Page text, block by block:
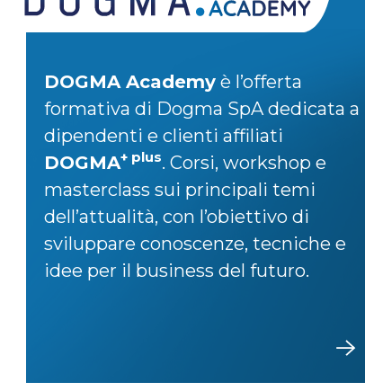
DOGMA Academyè l’offerta
formativa di Dogma SpA dedicata a
dipendenti e clienti affiliati
DOGMA+ plus. Corsi, workshop e
masterclass sui principali temi
dell’attualità, con l’obiettivo di
sviluppare conoscenze, tecniche e
idee per il business del futuro.